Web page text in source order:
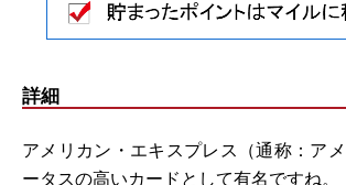
詳細
アメリカン・エキスプレス（通称：ア
ータスの高いカードとして有名ですね。